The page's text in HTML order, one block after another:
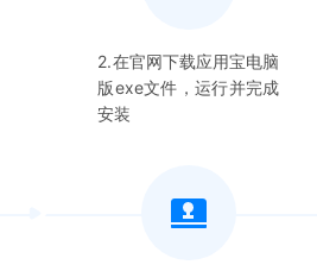
2.在官网下载应用宝电脑
版exe文件，运行并完成
安装